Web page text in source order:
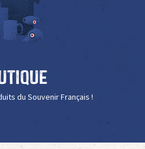
du Souvenir Français !